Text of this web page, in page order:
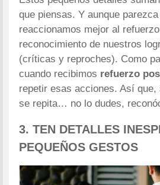
que piensas. Y aunque
reaccionamos mejor al
reconocimiento de nuestros
(críticas y reproches). Como
cuando recibimos refuerzo
repetir esas acciones. Así que,
se repita… no lo dudes,
3. TEN DETALLES
PEQUEÑOS GESTOS